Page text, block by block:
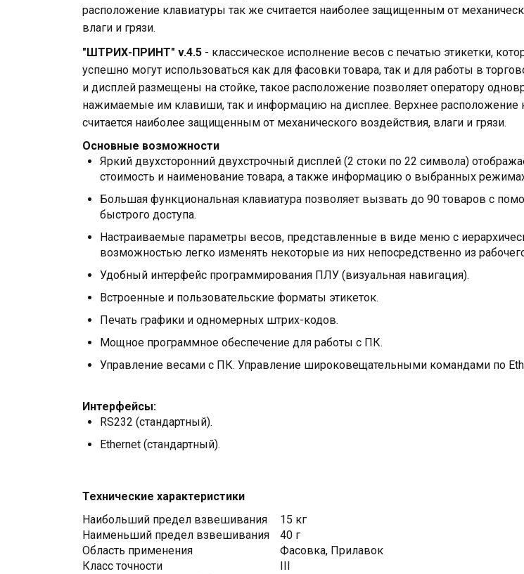
расположение клавиатуры так же считается наиболее защищенным от
влаги и грязи.
"ШТРИХ-ПРИНТ" v.4.5 - классическое исполнение весов с печатью этикетки,
успешно могут использоваться как для фасовки товара, так и для работы в
и дисплей размещены на стойке, такое расположение позволяет оператору
нажимаемые им клавиши, так и информацию на дисплее. Верхнее расположение
считается наиболее защищенным от механического воздействия, влаги и грязи.
Основные возможности
Яркий двухсторонний двухстрочный дисплей (2 стоки по 22 символа)
стоимость и наименование товара, а также информацию о выбранных
Большая функциональная клавиатура позволяет вызвать до 90 товаров с
быстрого доступа.
Настраиваемые параметры весов, представленные в виде меню с
возможностью легко изменять некоторые из них непосредственно из
Удобный интерфейс программирования ПЛУ (визуальная навигация).
Встроенные и пользовательские форматы этикеток.
Печать графики и одномерных штрих-кодов.
Мощное программное обеспечение для работы с ПК.
Управление весами с ПК. Управление широковещательными командами по
Интерфейсы:
RS232 (стандартный).
Ethernet (стандартный).
Технические характеристики
Наибольший предел взвешивания
15 кг
Наименьший предел взвешивания
40 г
Область применения
Фасовка, Прилавок
Класс точности
III